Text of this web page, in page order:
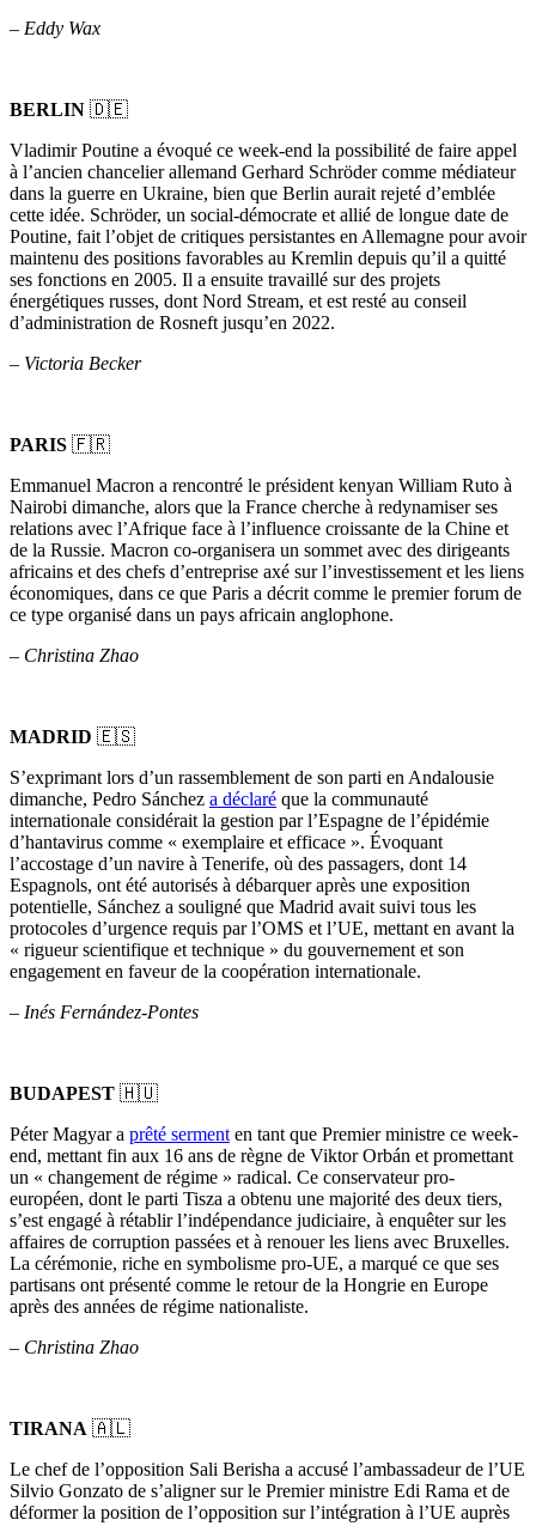
– Eddy Wax
BERLIN 🇩🇪
Vladimir Poutine a évoqué ce week-end la possibilité de faire appel
à l’ancien chancelier allemand Gerhard Schröder comme médiateur
dans la guerre en Ukraine, bien que Berlin aurait rejeté d’emblée
cette idée. Schröder, un social-démocrate et allié de longue date de
Poutine, fait l’objet de critiques persistantes en Allemagne pour avoir
maintenu des positions favorables au Kremlin depuis qu’il a quitté
ses fonctions en 2005. Il a ensuite travaillé sur des projets
énergétiques russes, dont Nord Stream, et est resté au conseil
d’administration de Rosneft jusqu’en 2022.
– Victoria Becker
PARIS 🇫🇷
Emmanuel Macron a rencontré le président kenyan William Ruto à
Nairobi dimanche, alors que la France cherche à redynamiser ses
relations avec l’Afrique face à l’influence croissante de la Chine et
de la Russie. Macron co-organisera un sommet avec des dirigeants
africains et des chefs d’entreprise axé sur l’investissement et les liens
économiques, dans ce que Paris a décrit comme le premier forum de
ce type organisé dans un pays africain anglophone.
– Christina Zhao
MADRID 🇪🇸
S’exprimant lors d’un rassemblement de son parti en Andalousie
dimanche, Pedro Sánchez a déclaré que la communauté
internationale considérait la gestion par l’Espagne de l’épidémie
d’hantavirus comme « exemplaire et efficace ». Évoquant
l’accostage d’un navire à Tenerife, où des passagers, dont 14
Espagnols, ont été autorisés à débarquer après une exposition
potentielle, Sánchez a souligné que Madrid avait suivi tous les
protocoles d’urgence requis par l’OMS et l’UE, mettant en avant la
« rigueur scientifique et technique » du gouvernement et son
engagement en faveur de la coopération internationale.
– Inés Fernández-Pontes
BUDAPEST 🇭🇺
Péter Magyar a prêté serment en tant que Premier ministre ce week-
end, mettant fin aux 16 ans de règne de Viktor Orbán et promettant
un « changement de régime » radical. Ce conservateur pro-
européen, dont le parti Tisza a obtenu une majorité des deux tiers,
s’est engagé à rétablir l’indépendance judiciaire, à enquêter sur les
affaires de corruption passées et à renouer les liens avec Bruxelles.
La cérémonie, riche en symbolisme pro-UE, a marqué ce que ses
partisans ont présenté comme le retour de la Hongrie en Europe
après des années de régime nationaliste.
– Christina Zhao
TIRANA 🇦🇱
Le chef de l’opposition Sali Berisha a accusé l’ambassadeur de l’UE
Silvio Gonzato de s’aligner sur le Premier ministre Edi Rama et de
déformer la position de l’opposition sur l’intégration à l’UE auprès